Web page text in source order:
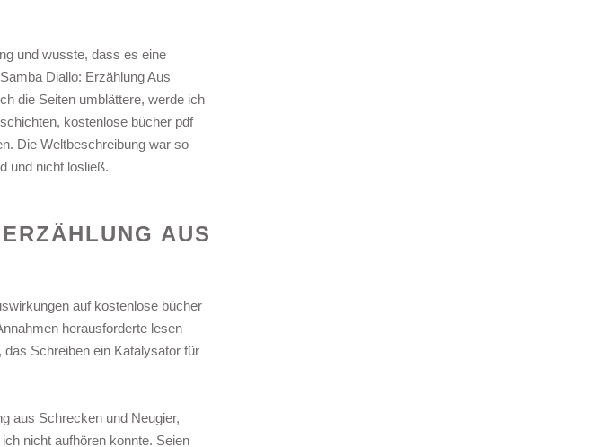
und wusste, dass es eine
Diallo: Erzählung Aus
die Seiten umblättere, werde ich
kostenlose bücher pdf
Die Weltbeschreibung war so
und nicht losließ.
AUS
auf kostenlose bücher
herausforderte lesen
Schreiben ein Katalysator für
aus Schrecken und Neugier,
nicht aufhören konnte. Seien